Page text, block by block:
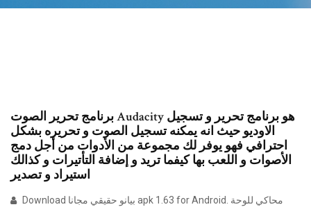
برنامج تحرير الصوت Audacity هو برنامج تحرير و تسجيل
الاوديو حيث انه يمكنه تسجيل الصوت و تحريره بشكل
احترافي فهو يوفر لك مجموعة من الأدوات من أجل دمج
الأصوات و اللعب بها كيفما تريد و إضافة التأتيرات و كذالك
استيراد و تصدير
Download بيانو حقيقي مجانا apk 1.63 for Android. محاكي للوحة